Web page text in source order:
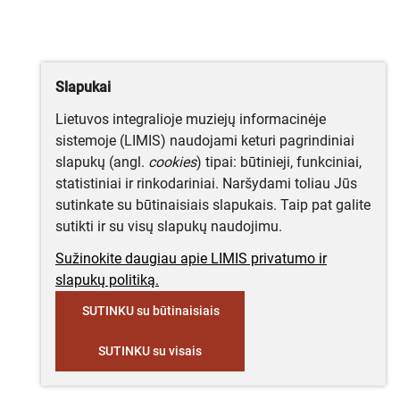
Slapukai
Lietuvos integralioje muziejų informacinėje
sistemoje (LIMIS) naudojami keturi pagrindiniai
slapukų (angl. cookies) tipai: būtinieji, funkciniai,
statistiniai ir rinkodariniai. Naršydami toliau Jūs
sutinkate su būtinaisiais slapukais. Taip pat galite
sutikti ir su visų slapukų naudojimu.
Sužinokite daugiau apie LIMIS privatumo ir
slapukų politiką.
SUTINKU su būtinaisiais
SUTINKU su visais